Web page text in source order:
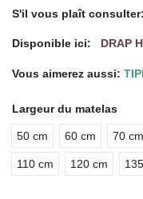
S'il vous plaît
Disponible ici: DRAP
Vous aimerez aussi:
Largeur du matelas
50 cm 60 cm 70 cm
110 cm 120 cm